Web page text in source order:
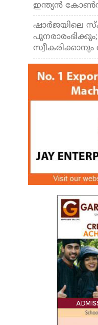
ഇന്ത്യന്‍
ഷാര്‍ജയിലെ